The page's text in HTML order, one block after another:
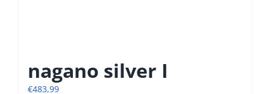
nagano silver I
€483,99